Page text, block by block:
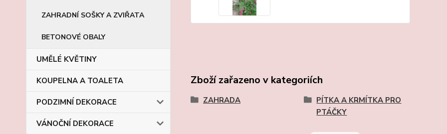
ZAHRADNÍ SOŠKY A ZVIŘATA
BETONOVÉ OBALY
UMĚLÉ KVĚTINY
KOUPELNA A TOALETA
PODZIMNÍ DEKORACE
VÁNOČNÍ DEKORACE
Zboží zařazeno v kategoriích
ZAHRADA
PÍTKA A KRMÍTKA PRO
PTÁČKY